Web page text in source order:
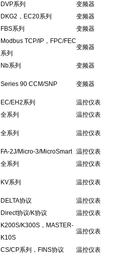
DVP系列 变频器
DKG2，EC20系列 变频器
FBS系列 变频器
Modbus TCP/IP，FPC/FEC
系列
变频器
Nb系列 变频器
Series 90 CCM/SNP 变频器
EC/EH2系列 温控仪表
全系列 温控仪表
全系列 温控仪表
FA-2J/Micro-3/MicroSmart 温控仪表
全系列 温控仪表
KV系列 温控仪表
DELTA协议 温控仪表
Direct协议/K协议 温控仪表
K200S/K300S，MASTER-
K10S
温控仪表
CS/CP系列，FINS协议 温控仪表